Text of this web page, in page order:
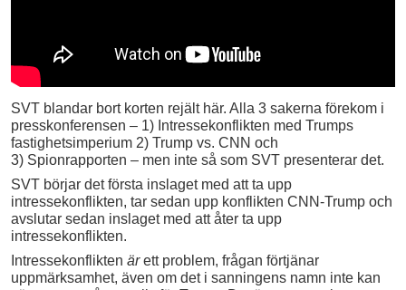
SVT blandar bort korten rejält här. Alla 3 sakerna förekom i
presskonferensen – 1) Intressekonflikten med Trumps
fastighetsimperium 2) Trump vs. CNN och
3) Spionrapporten – men inte så som SVT presenterar det.
SVT börjar det första inslaget med att ta upp
intressekonflikten, tar sedan upp konflikten CNN-Trump och
avslutar sedan inslaget med att åter ta upp
intressekonflikten.
Intressekonflikten ärett problem, frågan förtjänar
uppmärksamhet, även om det i sanningens namn inte kan